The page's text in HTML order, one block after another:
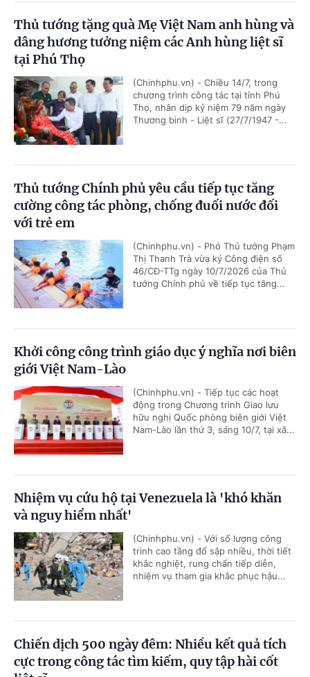
Thủ tướng tặng quà Mẹ Việt Nam anh hùng và
dâng hương tưởng niệm các Anh hùng liệt sĩ
tại Phú Thọ
(Chinhphu.vn) - Chiều 14/7, trong
chương trình công tác tại tỉnh Phú
Thọ, nhân dịp kỷ niệm 79 năm ngày
Thương binh - Liệt sĩ (27/7/1947 -...
Thủ tướng Chính phủ yêu cầu tiếp tục tăng
cường công tác phòng, chống đuối nước đối
với trẻ em
(Chinhphu.vn) - Phó Thủ tướng Phạm
Thị Thanh Trà vừa ký Công điện số
46/CĐ-TTg ngày 10/7/2026 của Thủ
tướng Chính phủ về tiếp tục tăng...
Khởi công công trình giáo dục ý nghĩa nơi biên
giới Việt Nam-Lào
(Chinhphu.vn) - Tiếp tục các hoạt
động trong Chương trình Giao lưu
hữu nghị Quốc phòng biên giới Việt
Nam-Lào lần thứ 3, sáng 10/7, tại xã...
Nhiệm vụ cứu hộ tại Venezuela là 'khó khăn
và nguy hiểm nhất'
(Chinhphu.vn) - Với số lượng công
trình cao tầng đổ sập nhiều, thời tiết
khắc nghiệt, rung chấn tiếp diễn,
nhiệm vụ tham gia khắc phục hậu...
Chiến dịch 500 ngày đêm: Nhiều kết quả tích
cực trong công tác tìm kiếm, quy tập hài cốt